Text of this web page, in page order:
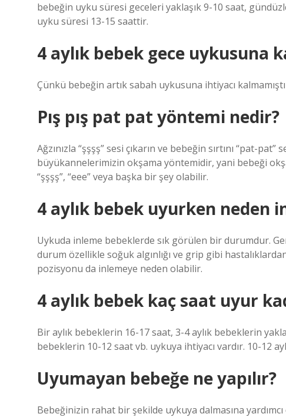
bebeğin uyku süresi geceleri yaklaşık 9-10 saat,
uyku süresi 13-15 saattir.
4 aylık bebek gece uykusuna
Çünkü bebeğin artık sabah uykusuna ihtiyacı
Pış pış pat pat yöntemi nedir?
Ağzınızla “şşşş” sesi çıkarın ve bebeğin sırtını “pat-
büyükannelerimizin okşama yöntemidir, yani bebeği
“şşşş”, “eee” veya başka bir şey olabilir.
4 aylık bebek uyurken neden
Uykuda inleme bebeklerde sık görülen bir durumdur.
durum özellikle soğuk algınlığı ve grip gibi
pozisyonu da inlemeye neden olabilir.
4 aylık bebek kaç saat uyur
Bir aylık bebeklerin 16-17 saat, 3-4 aylık bebeklerin
bebeklerin 10-12 saat vb. uykuya ihtiyacı vardır. 10-12
Uyumayan bebeğe ne yapılır?
Bebeğinizin rahat bir şekilde uykuya dalmasına